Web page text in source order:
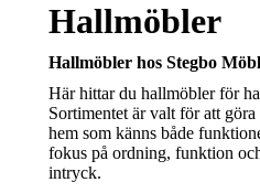
Hallmöbler
Hallmöbler hos Stegbo
Här hittar du hallmöbler för
Sortimentet är valt för att
hem som känns både
fokus på ordning, funktion
intryck.